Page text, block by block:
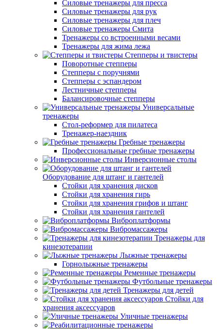
Силовые тренажеры для пресса
Силовые тренажеры для рук
Силовые тренажеры для плеч
Силовые тренажеры Смита
Тренажеры со встроенными весами
Тренажеры для жима лежа
Степперы и твистеры
Поворотные степперы
Степперы с поручнями
Степперы с эспандером
Лестничные степперы
Балансировочные степперы
Универсальные
тренажеры
Стол-реформер для пилатеса
Тренажер-наездник
Гребные тренажеры
Профессиональные гребные тренажеры
Инверсионные столы
Оборудование для штанг и гантелей
Стойки для хранения дисков
Стойки для хранения гирь
Стойки для хранения грифов и штанг
Стойки для хранения гантелей
Виброплатформы
Вибромассажеры
Тренажеры для
кинезотерапии
Лыжные тренажеры
Горнолыжные тренажеры
Ременные тренажеры
Футбольные тренажеры
Тренажеры для детей
Стойки для
хранения аксессуаров
Уличные тренажеры